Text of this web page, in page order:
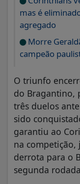
mas é
agregado
Morre
campeão
O triunfo
do Bragantino,
três duelos
sido
garantiu ao
na competição,
derrota para o
segunda